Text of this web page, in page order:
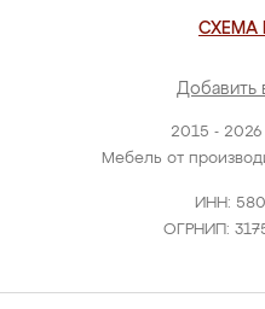
2015 -
Мебель от
ИНН:
ОГРНИП:
СХЕМА
Добавить